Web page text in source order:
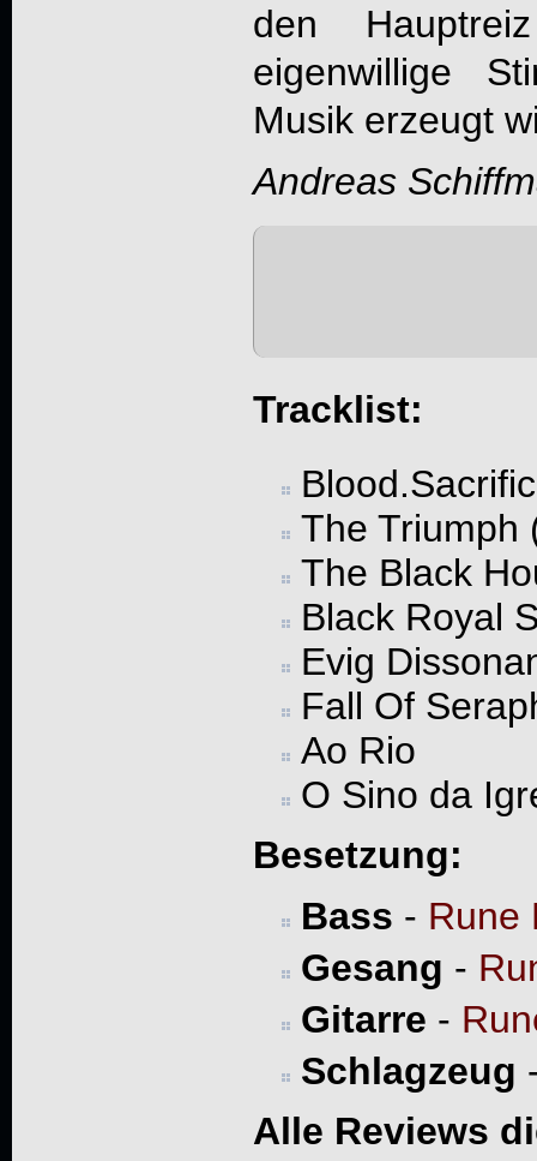
den
eigenwillige
Musik erzeugt
Andreas
Tracklist:
The Triumph
The Black
Black Royal
Evig
Fall Of
Ao Rio
O Sino da
Besetzung:
Bass - Rune
Gesang -
Gitarre -
Schlagzeug
Alle Reviews